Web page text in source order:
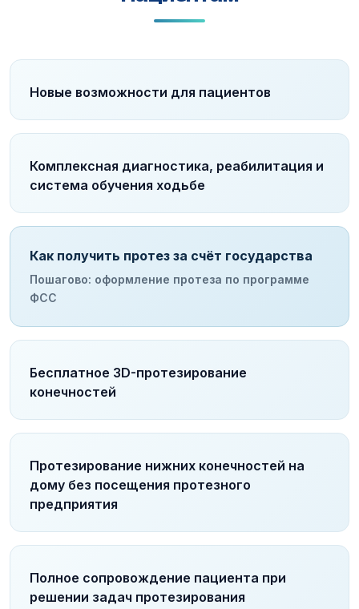
Новые возможности для пациентов
Комплексная диагностика, реабилитация и
система обучения ходьбе
Как получить протез за счёт государства
Пошагово: оформление протеза по программе
ФСС
Бесплатное 3D-протезирование
конечностей
Протезирование нижних конечностей на
дому без посещения протезного
предприятия
Полное сопровождение пациента при
решении задач протезирования